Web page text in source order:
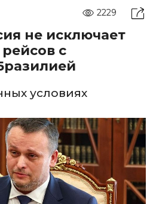
2229
не исключает
с
условиях